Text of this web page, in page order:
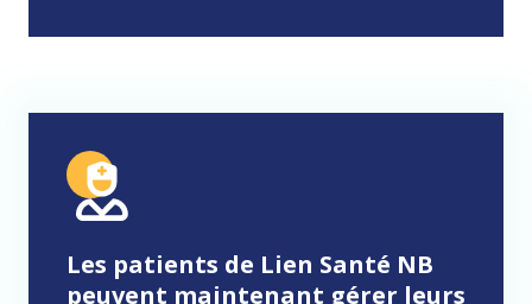
Les patients de Lien Santé NB
peuvent maintenant gérer leurs